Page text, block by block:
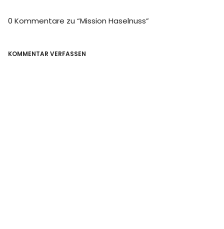
0 Kommentare zu “Mission Haselnuss”
KOMMENTAR VERFASSEN